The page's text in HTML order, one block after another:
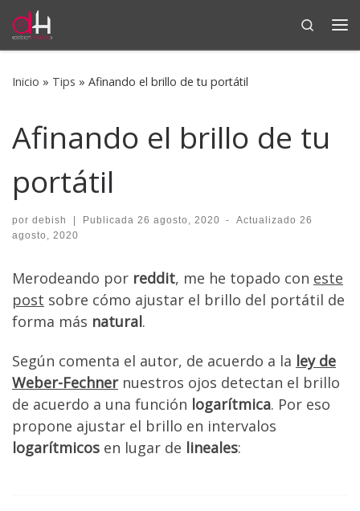
Saltar al contenido
Search
Inicio » Tips » Afinando el brillo de tu portátil
Afinando el brillo de tu
portátil
por debish | Publicada 26 agosto, 2020 - Actualizado 26
agosto, 2020
Merodeando por reddit, me he topado con este
post sobre cómo ajustar el brillo del portátil de
forma más natural.
Según comenta el autor, de acuerdo a la ley de
Weber-Fechnernuestros ojos detectan el brillo
de acuerdo a una función logarítmica. Por eso
propone ajustar el brillo en intervalos
logarítmicos en lugar de lineales: